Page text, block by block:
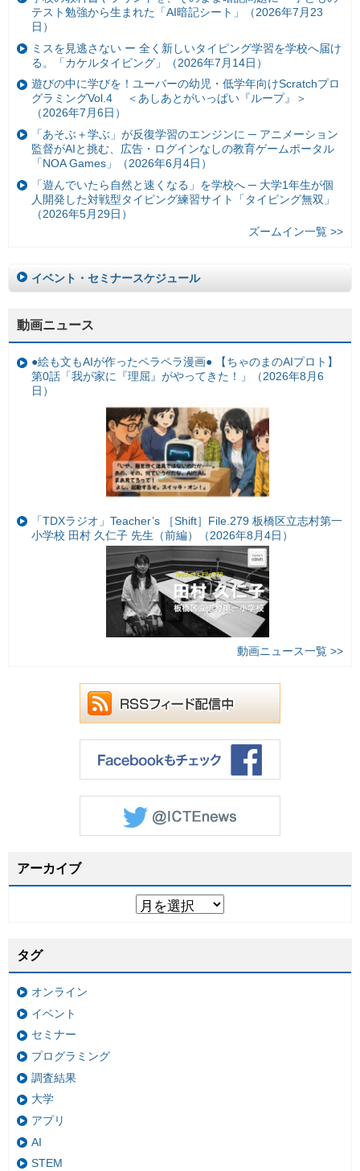
テスト勉強から生まれた「AI暗記シート」（2026年7月23
日）
ミスを見逃さない ー 全く新しいタイピング学習を学校へ届け
る。「カケルタイピング」（2026年7月14日）
遊びの中に学びを！ユーバーの幼児・低学年向けScratchプロ
グラミングVol.4 ＜あしあとがいっぱい『ループ』＞
（2026年7月6日）
「あそぶ＋学ぶ」が反復学習のエンジンに ─ アニメーション
監督がAIと挑む、広告・ログインなしの教育ゲームポータル
「NOA Games」（2026年6月4日）
「遊んでいたら自然と速くなる」を学校へ ─ 大学1年生が個
人開発した対戦型タイピング練習サイト「タイピング無双」
（2026年5月29日）
ズームイン一覧 >>
イベント・セミナースケジュール
動画ニュース
●絵も文もAIが作ったペラペラ漫画● 【ちゃのまのAIプロト】
第0話「我が家に『理屈』がやってきた！」（2026年8月6
日）
「TDXラジオ」Teacher’s ［Shift］File.279 板橋区立志村第一
小学校 田村 久仁子 先生（前編）（2026年8月4日）
動画ニュース一覧 >>
アーカイブ
タグ
オンライン
イベント
セミナー
プログラミング
調査結果
大学
アプリ
AI
STEM